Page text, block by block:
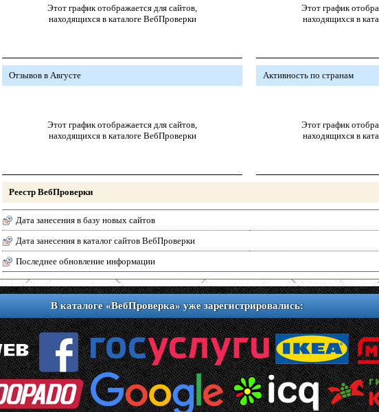
Этот график отображается для сайтов,
находящихся в каталоге ВебПроверки
Этот график
находящихся в
Отзывов в Августе
Этот график отображается для сайтов,
находящихся в каталоге ВебПроверки
Активность по странам
Этот график
находящихся в
Реестр ВебПроверки
Дата занесения в базу новых сайтов
Дата занесения в каталог сайтов ВебПроверки
Последнее обновление информации
В каталоге «ВебПроверка» уже зарегистрировались: